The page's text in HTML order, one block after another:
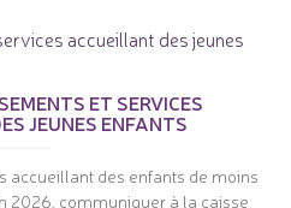
ET SERVICES
JEUNES ENFANTS
accueillant des enfants de moins
2026, communiquer à la caisse